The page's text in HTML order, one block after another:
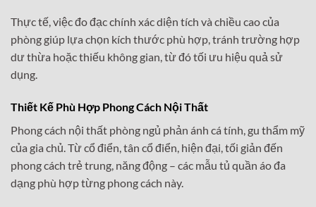
Thực tế, việc đo đạc chính xác diện tích và chiều cao của
phòng giúp lựa chọn kích thước phù hợp, tránh trường hợp
dư thừa hoặc thiếu không gian, từ đó tối ưu hiệu quả sử
dụng.
Thiết Kế Phù Hợp Phong Cách Nội Thất
Phong cách nội thất phòng ngủ phản ánh cá tính, gu thẩm mỹ
của gia chủ. Từ cổ điển, tân cổ điển, hiện đại, tối giản đến
phong cách trẻ trung, năng động – các mẫu tủ quần áo đa
dạng phù hợp từng phong cách này.